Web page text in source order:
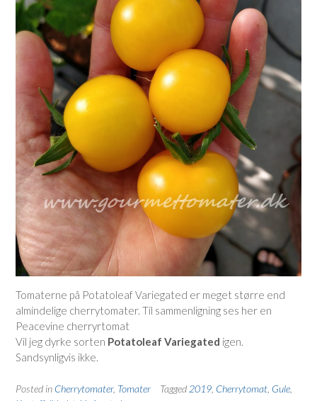
Tomaterne på Potatoleaf Variegated er meget større end
almindelige cherrytomater. Til sammenligning ses her en
Peacevine cherryrtomat
Vil jeg dyrke sorten Potatoleaf Variegated igen.
Sandsynligvis ikke.
Posted in Cherrytomater, Tomater Tagged 2019 Cherrytomat Gule